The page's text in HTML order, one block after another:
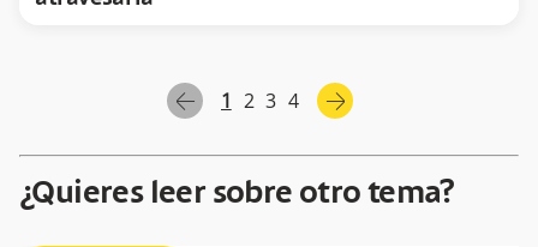
arrow-left 1 2 3 4 arrow-right
¿Quieres leer sobre otro tema?